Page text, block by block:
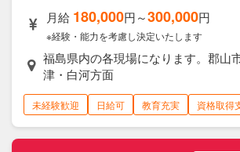
月給 180,000円～300,000円
※経験・能力を考慮し決定いたします
福島県内の各現場になります。郡山
津・白河方面
未経験歓迎 日給可 教育充実 資格取得